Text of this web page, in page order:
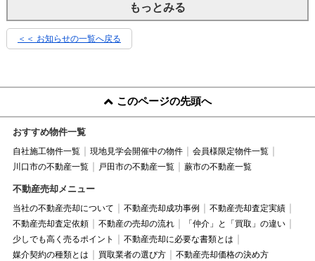
もっとみる
＜＜ お知らせの一覧へ戻る
このページの先頭へ
おすすめ物件一覧
自社施工物件一覧 現地見学会開催中の物件
会員様限定物件一覧
川口市の不動産一覧
戸田市の不動産一覧 蕨市の不動産一覧
不動産売却メニュー
当社の不動産売却について 不動産売却成功事例
不動産売却査定実績
不動産売却査定依頼
不動産の売却の流れ
「仲介」と「買取」の違い
少しでも高く売るポイント
不動産売却に必要な書類とは
媒介契約の種類とは
買取業者の選び方 不動産売却価格の決め方